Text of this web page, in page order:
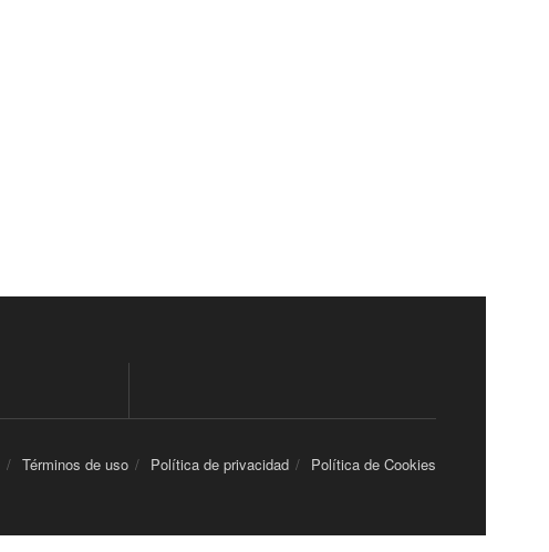
Términos de uso Política de privacidad Política de Cookies